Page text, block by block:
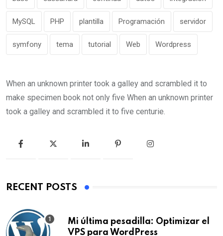
MySQL PHP plantilla Programación servidor
symfony tema tutorial Web Wordpress
When an unknown printer took a galley and scrambled it to
make specimen book not only five When an unknown printer
took a galley and scrambled it to five centurie.
RECENT POSTS
Mi última pesadilla: Optimizar el
VPS para WordPress